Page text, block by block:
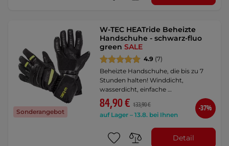
Sonderangebot
W-TEC HEATride Beheizte
Handschuhe - schwarz-fluo
greenSALE
4.9 (7)
Beheizte Handschuhe, die bis zu 7
Stunden halten! Winddicht,
wasserdicht, einfache …
84,90 € 133,90 €
auf Lager – 13.8. bei Ihnen
-37%
Detail